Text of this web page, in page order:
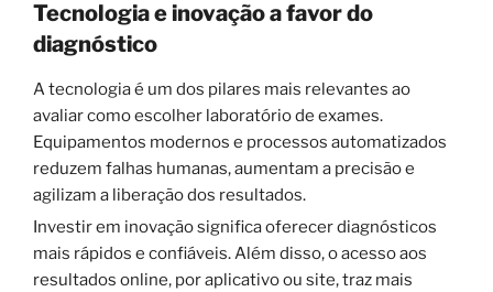
Tecnologia e inovação a favor do
diagnóstico
A tecnologia é um dos pilares mais relevantes ao
avaliar como escolher laboratório de exames.
Equipamentos modernos e processos automatizados
reduzem falhas humanas, aumentam a precisão e
agilizam a liberação dos resultados.
Investir em inovação significa oferecer diagnósticos
mais rápidos e confiáveis. Além disso, o acesso aos
resultados online, por aplicativo ou site, traz mais